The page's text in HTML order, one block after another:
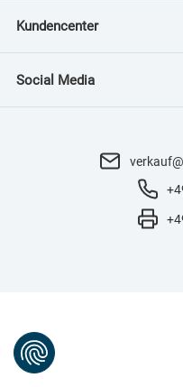
Kundencenter
Social Media